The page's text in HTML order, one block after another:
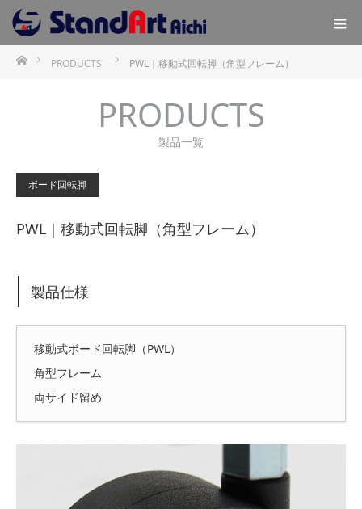
ホームPRODUCTS PWL｜移動式回転脚（角型フレーム）
PRODUCTS
製品一覧
ボード回転脚
PWL｜移動式回転脚（角型フレーム）
製品仕様
移動式ボード回転脚（PWL）
角型フレーム
両サイド留め